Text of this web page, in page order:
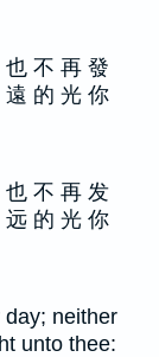
不 再 發
的 光 你
也 不 再 发
的 光 你
neither
unto thee: